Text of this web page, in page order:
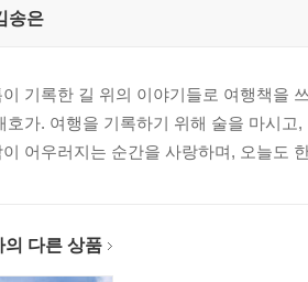
송은
이 기록한 길 위의 이야기들로 여행책을
호가. 여행을 기록하기 위해 술을 마시
어우러지는 순간을 사랑하며, 오늘도
의 다른 상품